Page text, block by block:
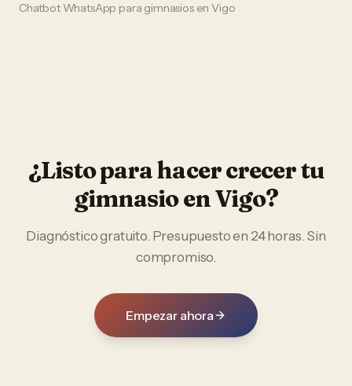
Chatbot WhatsApp para gimnasiosenVigo
¿Listo para hacer crecer tu
gimnasioenVigo?
Diagnóstico gratuito. Presupuesto en 24 horas. Sin
compromiso.
Empezar ahora